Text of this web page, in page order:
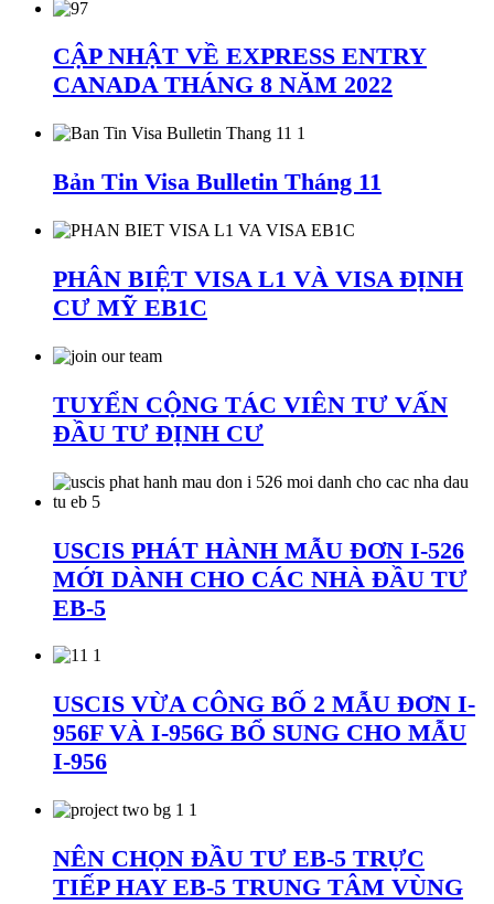
CẬP NHẬT VỀ EXPRESS ENTRY
CANADA THÁNG 8 NĂM 2022
Bản Tin Visa Bulletin Tháng 11
PHÂN BIỆT VISA L1 VÀ VISA ĐỊNH
CƯ MỸ EB1C
TUYỂN CỘNG TÁC VIÊN TƯ VẤN
ĐẦU TƯ ĐỊNH CƯ
USCIS PHÁT HÀNH MẪU ĐƠN I-526
MỚI DÀNH CHO CÁC NHÀ ĐẦU TƯ
EB-5
USCIS VỪA CÔNG BỐ 2 MẪU ĐƠN I-
956F VÀ I-956G BỔ SUNG CHO MẪU
I-956
NÊN CHỌN ĐẦU TƯ EB-5 TRỰC
TIẾP HAY EB-5 TRUNG TÂM VÙNG